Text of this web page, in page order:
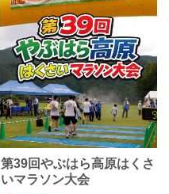
第39回やぶはら高原はくさ
いマラソン大会